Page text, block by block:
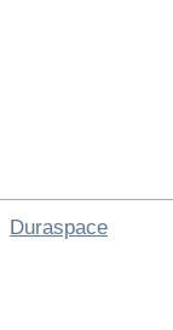
Duraspace